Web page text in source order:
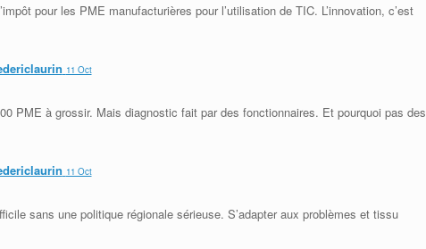
pour les PME manufacturières pour l’utilisation de TIC. L’innovation, c’est
11 Oct
PME à grossir. Mais diagnostic fait par des fonctionnaires. Et pourquoi pas des
11 Oct
sans une politique régionale sérieuse. S’adapter aux problèmes et tissu